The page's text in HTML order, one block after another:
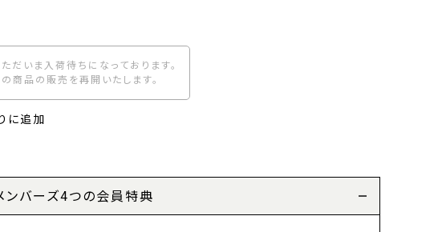
だいま入荷待ちになっております。
商品の販売を再開いたします。
に追加
ンバーズ4つの会員特典